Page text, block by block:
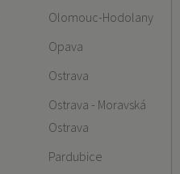
Olomouc-Hodolany
Opava
Ostrava
Ostrava - Moravská
Ostrava
Pardubice